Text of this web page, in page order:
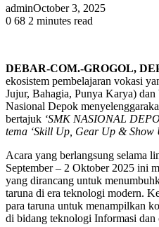
adminOctober 3, 2025
0 68 2 minutes read
DEBAR-COM.-GROGOL,
ekosistem pembelajaran vokasi
Jujur, Bahagia, Punya Karya)
Nasional Depok
bertajuk ‘SMK NASIONAL
tema ‘Skill Up, Gear Up & Show
Acara yang berlangsung selama
September – 2 Oktober 2025 ini
yang dirancang untuk
taruna di era teknologi modern.
para taruna untuk menampilkan
di bidang teknologi Informasi